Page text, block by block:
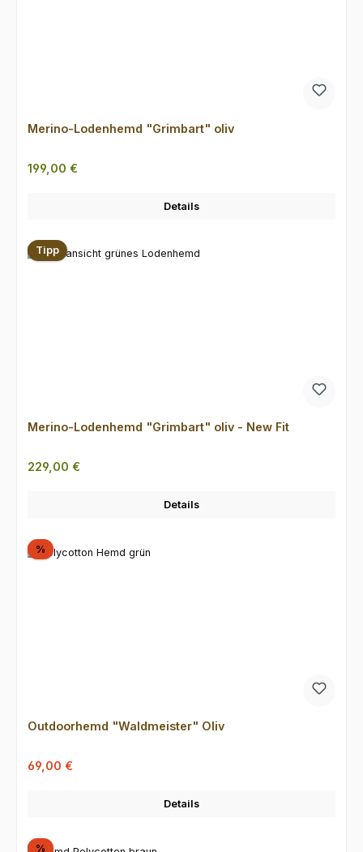
Merino-Lodenhemd "Grimbart" oliv
Regulärer Preis:
199,00 €
Details
Tipp
Merino-Lodenhemd "Grimbart" oliv - New Fit
Regulärer Preis:
229,00 €
Details
%Rabatt
Outdoorhemd "Waldmeister" Oliv
Verkaufspreis:
69,00 €
Details
%Rabatt